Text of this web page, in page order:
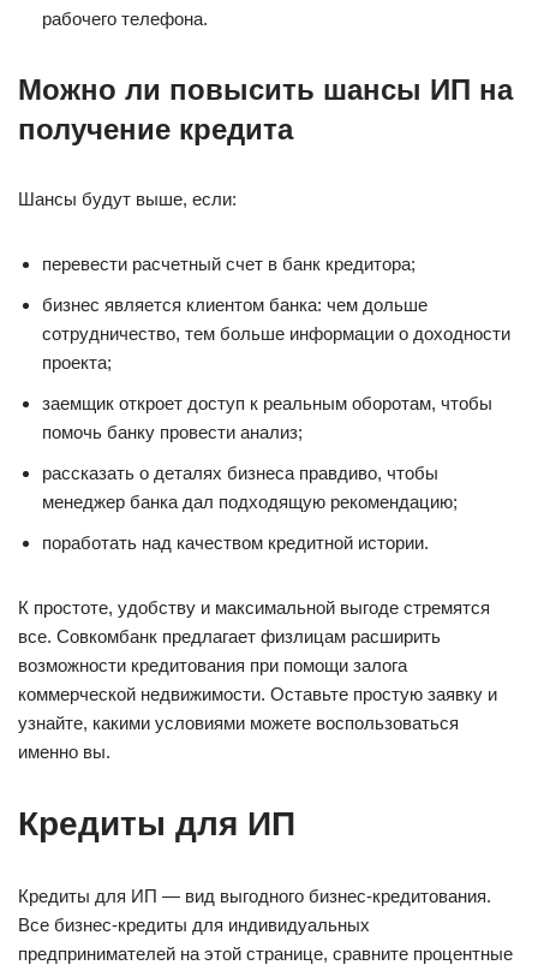
рабочего телефона.
Можно ли повысить шансы ИП на
получение кредита
Шансы будут выше, если:
перевести расчетный счет в банк кредитора;
бизнес является клиентом банка: чем дольше
сотрудничество, тем больше информации о доходности
проекта;
заемщик откроет доступ к реальным оборотам, чтобы
помочь банку провести анализ;
рассказать о деталях бизнеса правдиво, чтобы
менеджер банка дал подходящую рекомендацию;
поработать над качеством кредитной истории.
К простоте, удобству и максимальной выгоде стремятся
все. Совкомбанк предлагает физлицам расширить
возможности кредитования при помощи залога
коммерческой недвижимости. Оставьте простую заявку и
узнайте, какими условиями можете воспользоваться
именно вы.
Кредиты для ИП
Кредиты для ИП — вид выгодного бизнес-кредитования.
Все бизнес-кредиты для индивидуальных
предпринимателей на этой странице, сравните процентные